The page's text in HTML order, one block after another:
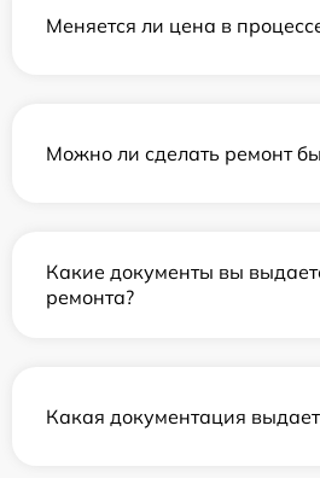
Меняется ли цена в
Можно ли сделать ремонт
Какие документы вы
ремонта?
Какая документация